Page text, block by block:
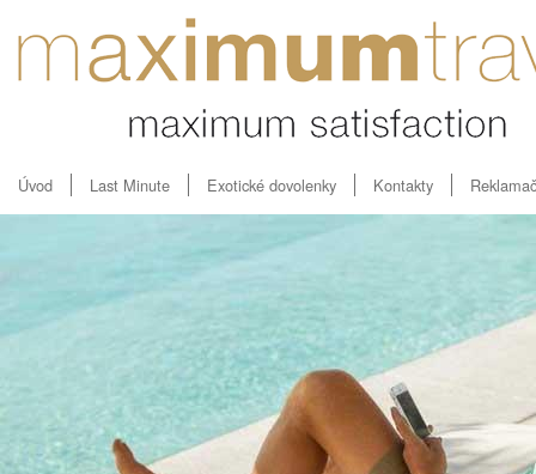
Úvod Last Minute Exotické dovolenky Kontakty